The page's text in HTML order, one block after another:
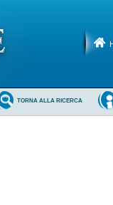
TORNA ALLA RICERCA